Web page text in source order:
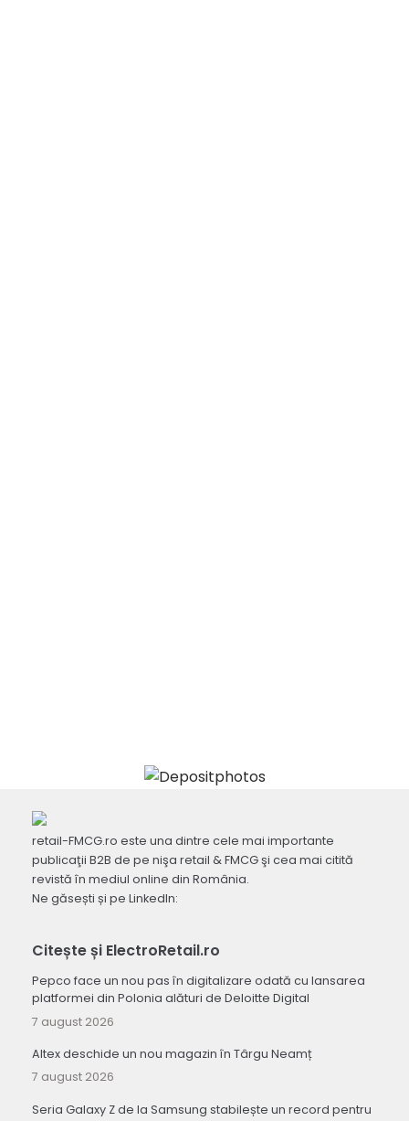
retail-FMCG.ro este una dintre cele mai importante
publicaţii B2B de pe nişa retail & FMCG şi cea mai citită
revistă în mediul online din România.
Ne găsești și pe LinkedIn:
Citește și ElectroRetail.ro
Pepco face un nou pas în digitalizare odată cu lansarea
platformei din Polonia alături de Deloitte Digital
7 august 2026
Altex deschide un nou magazin în Târgu Neamț
7 august 2026
Seria Galaxy Z de la Samsung stabilește un record pentru